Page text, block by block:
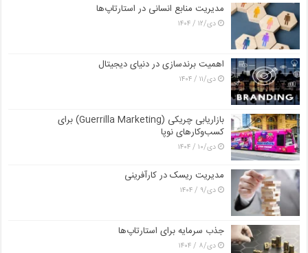
مدیریت منابع انسانی در استارتاپ‌ها
دی/۱۲ / ۱۴۰۴
اهمیت برندسازی در دنیای دیجیتال
دی/۱۱ / ۱۴۰۴
بازاریابی چریکی (Guerrilla Marketing) برای
کسب‌وکارهای نوپا
دی/۱۰ / ۱۴۰۴
مدیریت ریسک در کارآفرینی
دی/۹ / ۱۴۰۴
جذب سرمایه برای استارتاپ‌ها
دی/۸ / ۱۴۰۴